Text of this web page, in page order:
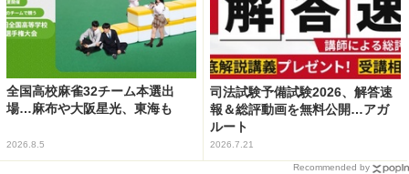
全国高校麻雀32チーム本選出
場…麻布や大阪星光、東海も
2026.8.5
司法試験予備試験2026、解答速
報＆総評動画を無料公開…アガ
ルート
2026.7.21
Recommended by